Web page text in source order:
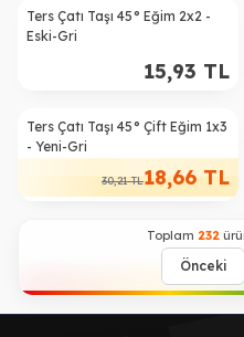
Ters Çatı Taşı 45° Eğim 2x2 -
Eski-Gri
15,93 TL
%38
Ters Çatı Taşı 45° Çift Eğim 1x3
- Yeni-Gri
30,21TL18,66 TL
Toplam 232
Önceki